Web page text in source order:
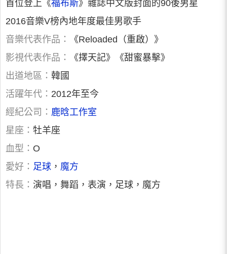
首位登上《福布斯》雜誌中文版封面的90後男星
2016音樂V榜內地年度最佳男歌手
音樂代表作品：
《Reloaded（重啟）》
影視代表作品：
《擇天記》《甜蜜暴擊》
出道地區： 韓國
活躍年代： 2012年至今
經紀公司： 鹿晗工作室
星座： 牡羊座
血型： O
愛好： 足球 ， 魔方
特長： 演唱，舞蹈，表演，足球，魔方